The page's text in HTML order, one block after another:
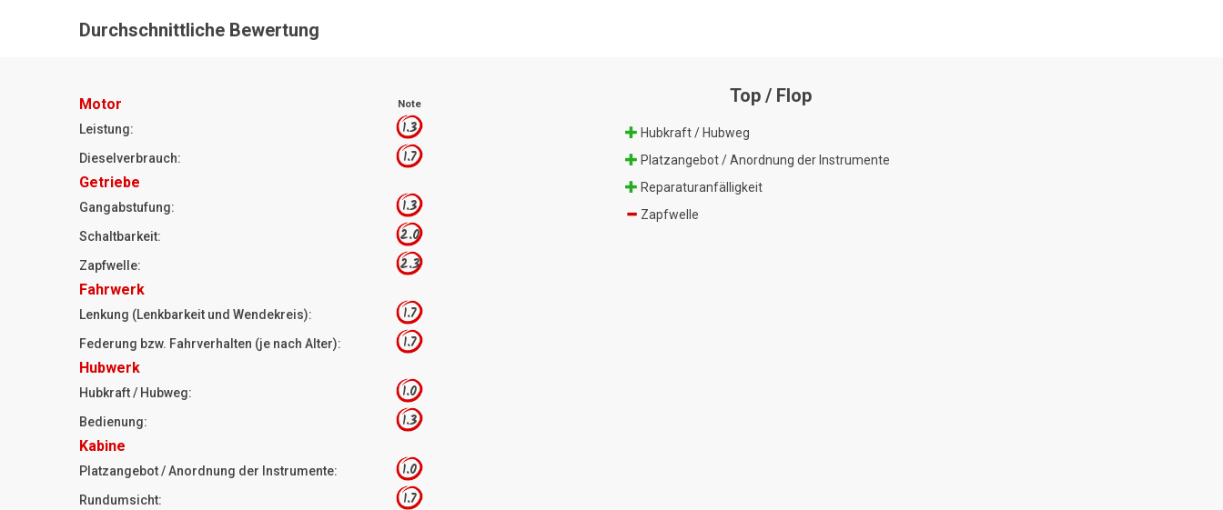
Durchschnittliche Bewertung
Motor Note
Leistung: 1.3
Dieselverbrauch: 1.7
Getriebe
Gangabstufung: 1.3
Schaltbarkeit: 2.0
Zapfwelle: 2.3
Fahrwerk
Lenkung (Lenkbarkeit und Wendekreis): 1.7
Federung bzw. Fahrverhalten (je nach Alter): 1.7
Hubwerk
Hubkraft / Hubweg: 1.0
Bedienung: 1.3
Kabine
Platzangebot / Anordnung der Instrumente: 1.0
Rundumsicht: 1.7
Top / Flop
Hubkraft / Hubweg
Platzangebot / Anordnung der Instrumente
Reparaturanfälligkeit
Zapfwelle